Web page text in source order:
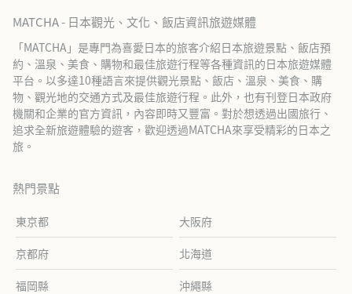
MATCHA - 日本觀光、文化、飯店資訊旅遊媒體
「MATCHA」是專門為喜愛日本的旅客介紹日本旅遊景點、飯店預
約、溫泉、美食、購物和最佳旅遊行程等各種資訊的日本旅遊媒體
平台。以多達10種語言來提供觀光景點、飯店、溫泉、美食、購
物、觀光地的交通方式及最佳旅遊行程。此外，也有刊登日本政府
機關和企業的官方資訊，內容即時又豐富。對於想透過出國旅行、
追求全新旅遊體驗的遊客，歡迎透過MATCHA來享受精彩的日本之
旅。
熱門景點
東京都 大阪府
京都府 北海道
福岡縣 沖繩縣